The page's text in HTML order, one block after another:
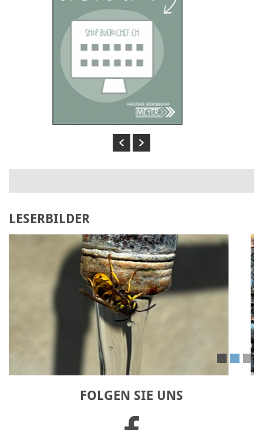
Previous
Next
LESERBILDER
Laden Sie Ihr eigenes Bild hoch
FOLGEN SIE UNS